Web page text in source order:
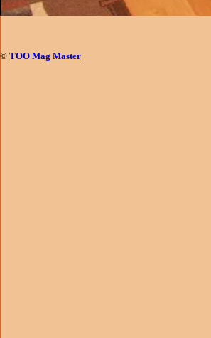
© ТОО Mag Master